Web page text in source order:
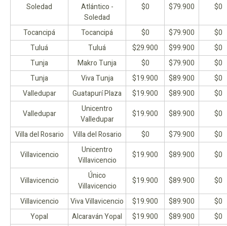
Soledad
Atlántico -
Soledad
$0 $79.900 $0
Tocancipá Tocancipá $0 $79.900
$0
Tuluá
Tuluá $29.900 $99.900
$0
Tunja
Makro Tunja $0 $79.900
$0
Tunja
Viva Tunja $19.900 $89.900
$0
Valledupar
Guatapurí Plaza $19.900 $89.900
$0
Valledupar
Unicentro
Valledupar
$19.900 $89.900
$0
Villa del Rosario
Villa del Rosario $0 $79.900
$0
Villavicencio
Unicentro
Villavicencio
$19.900 $89.900 $0
Villavicencio
Único
Villavicencio
$19.900 $89.900
$0
Villavicencio
Viva Villavicencio $19.900 $89.900
$0
Yopal
Alcaraván Yopal $19.900 $89.900
$0